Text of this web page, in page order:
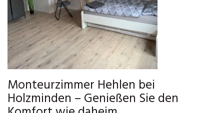
Monteurzimmer Hehlen bei
Holzminden – Genießen Sie den